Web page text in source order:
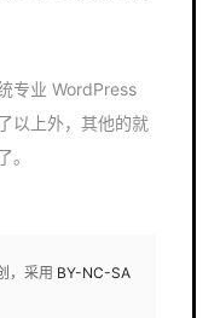
专业 WordPress
以上外，其他的就
。
，采用 BY-NC-SA